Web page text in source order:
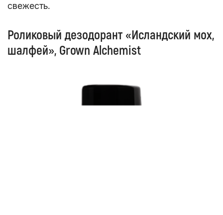
свежесть.
Роликовый дезодорант «Исландский мох,
шалфей», Grown Alchemist